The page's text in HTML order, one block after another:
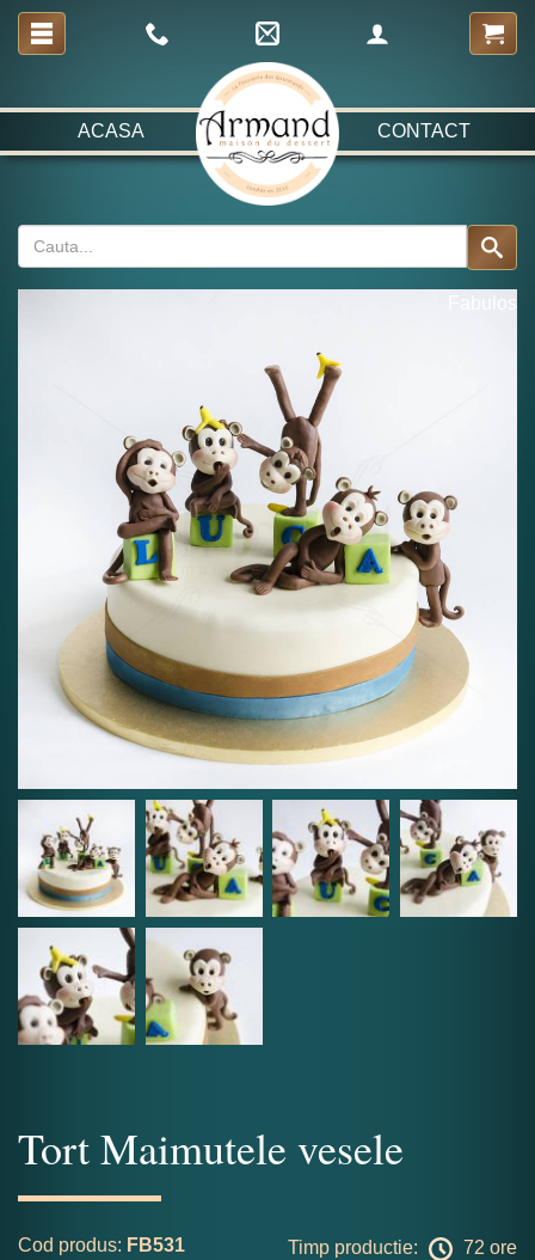
ACASA CONTACT
Fabulos
Tort Maimutele vesele
Cod produs: FB531 Timp productie: 72 ore